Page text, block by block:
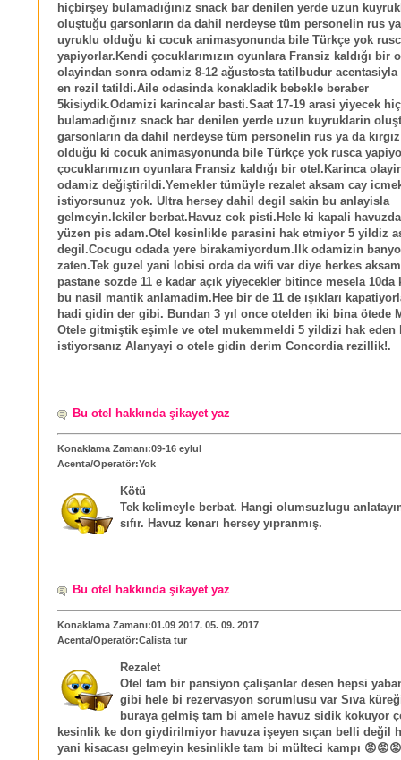
hiçbirşey bulamadığınız snack bar denilen yerde uzun
oluştuğu garsonların da dahil nerdeyse tüm personelin rus ya
uyruklu olduğu ki cocuk animasyonunda bile Türkçe yok
yapiyorlar.Kendi çocuklarımızın oyunlara Fransiz kaldığı bir
olayindan sonra odamiz 8-12 ağustosta tatilbudur
en rezil tatildi.Aile odasinda konakladik bebekle beraber
5kisiydik.Odamizi karincalar basti.Saat 17-19 arasi yiyecek
bulamadığınız snack bar denilen yerde uzun kuyruklarin
garsonların da dahil nerdeyse tüm personelin rus ya da
olduğu ki cocuk animasyonunda bile Türkçe yok rusca
çocuklarımızın oyunlara Fransiz kaldığı bir otel.Karinca
odamiz değiştirildi.Yemekler tümüyle rezalet aksam cay
istiyorsunuz yok. Ultra hersey dahil degil sakin bu anlayisla
gelmeyin.Ickiler berbat.Havuz cok pisti.Hele ki kapali
yüzen pis adam.Otel kesinlikle parasini hak etmiyor 5 yildiz
degil.Cocugu odada yere birakamiyordum.Ilk odamizin
zaten.Tek guzel yani lobisi orda da wifi var diye herkes
pastane sozde 11 e kadar açık yiyecekler bitince mesela 10da
bu nasil mantik anlamadim.Hee bir de 11 de ışıkları
hadi gidin der gibi. Bundan 3 yıl once otelden iki bina ötede
Otele gitmiştik eşimle ve otel mukemmeldi 5 yildizi hak eden
istiyorsanız Alanyayi o otele gidin derim Concordia rezillik!.
Bu otel hakkında şikayet yaz
Konaklama Zamanı:09-16 eylul
Acenta/Operatör:Yok
Kötü
Tek kelimeyle berbat. Hangi olumsuzlugu
sıfır. Havuz kenarı hersey yıpranmış.
Bu otel hakkında şikayet yaz
Konaklama Zamanı:01.09 2017. 05. 09. 2017
Acenta/Operatör:Calista tur
Rezalet
Otel tam bir pansiyon çalişanlar desen hepsi
gibi hele bi rezervasyon sorumlusu var Sıva
buraya gelmiş tam bi amele havuz sidik kokuyor
kesinlik ke don giydirilmiyor havuza işeyen sıçan belli değil
yani kisacası gelmeyin kesinlikle tam bi mülteci kampı 😡😡😡